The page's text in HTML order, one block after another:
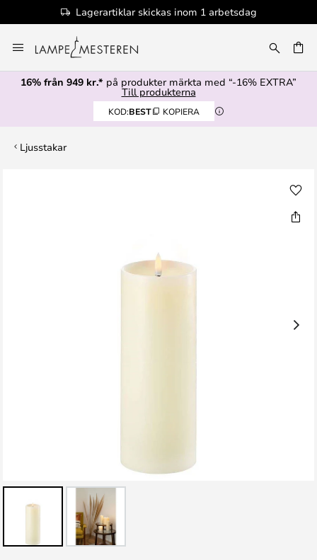
Lagerartiklar skickas inom 1 arbetsdag
till
innehållet
16% från 949 kr.* på produkter märkta med “-16% EXTRA”
Till produkterna
KOD:BEST KOPIERA
Ljusstakar